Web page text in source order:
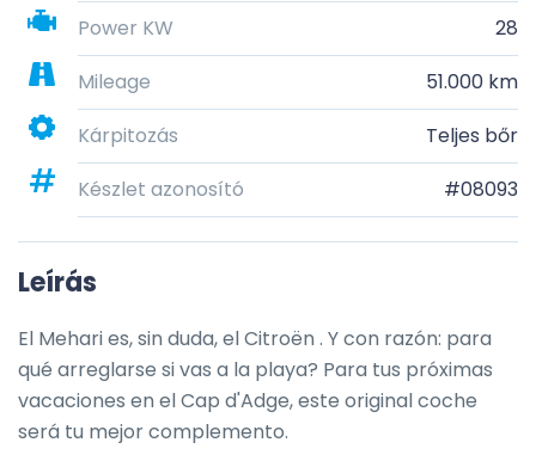
Power KW
28
Mileage
51.000 km
Kárpitozás
Teljes bőr
Készlet azonosító
#08093
Leírás
El Mehari es, sin duda, el Citroën . Y con razón: para
qué arreglarse si vas a la playa? Para tus próximas
vacaciones en el Cap d'Adge, este original coche
será tu mejor complemento.